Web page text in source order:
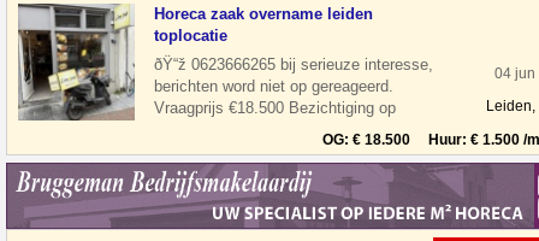
Horeca zaak overname leiden
toplocatie
ðŸ“ž 0623666265 bij serieuze interesse,
berichten word niet op gereageerd.
Vraagprijs €18.500 Bezichtiging op
afspraak Overname horeca zaak in leiden
04 jun
Leiden,
OG: € 18.500 Huur: € 1.500 /